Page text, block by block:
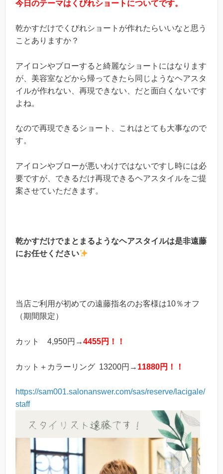
今日のテーマはくびれショートについてです。
乾かすだけでくびれショートが作れたらいいなと思う
ことありますか？
アイロンやブローすると綺麗なショートにはなります
が、美容室などから帰ってきたら同じようなヘアスタ
イルが作れない、再現できない、だと面白くないです
よね。
なので再現できるショート、これはとても大事なので
す。
アイロンやブローが悪いわけではないですし時には必
要ですが、できるだけ再現できるヘアスタイルをご提
案させていただきます。
乾かすだけでまとまるようなヘアスタイルは是非遠藤
にお任せください
当店ご利用が初めての遠藤指名のお客様は10％オフ
（期間限定）
カット 4,950円→4455円！！
カット＋カラーリング 13200円→ 11880円！！
https://sam001.salonanswer.com/sas/reserve/lacigale/
staff